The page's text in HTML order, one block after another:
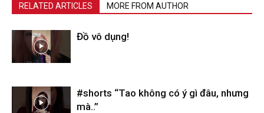
RELATED ARTICLES MORE FROM AUTHOR
Đồ vô dụng!
#shorts “Tao không có ý gì đâu, nhưng
mà..”